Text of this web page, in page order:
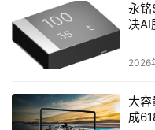
大会邀请了知名院士专
士与陈左宁院士从规划
部主任、国家信息中心
志广介绍了全国一体化大
永
决
2026
大
成